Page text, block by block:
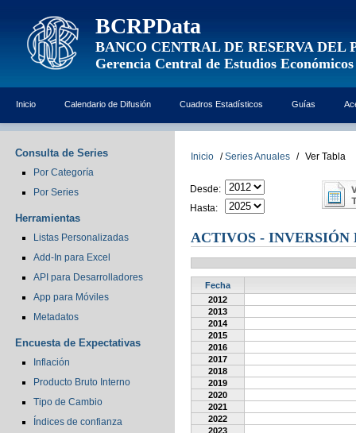
BCRPData
BANCO CENTRAL DE RESERVA DEL
Gerencia Central de Estudios Económicos
Inicio Calendario de Difusión Cuadros Estadísticos Guías
Consulta de Series
Por Categoría
Por Series
Herramientas
Listas Personalizadas
Add-In para Excel
API para Desarrolladores
App para Móviles
Metadatos
Encuesta de Expectativas
Inflación
Producto Bruto Interno
Tipo de Cambio
Índices de confianza
Inicio / Series Anuales / Ver Tabla
Desde:
Hasta:
ACTIVOS - INVERSIÓN
Fecha
2012
2013
2014
2015
2016
2017
2018
2019
2020
2021
2022
2023